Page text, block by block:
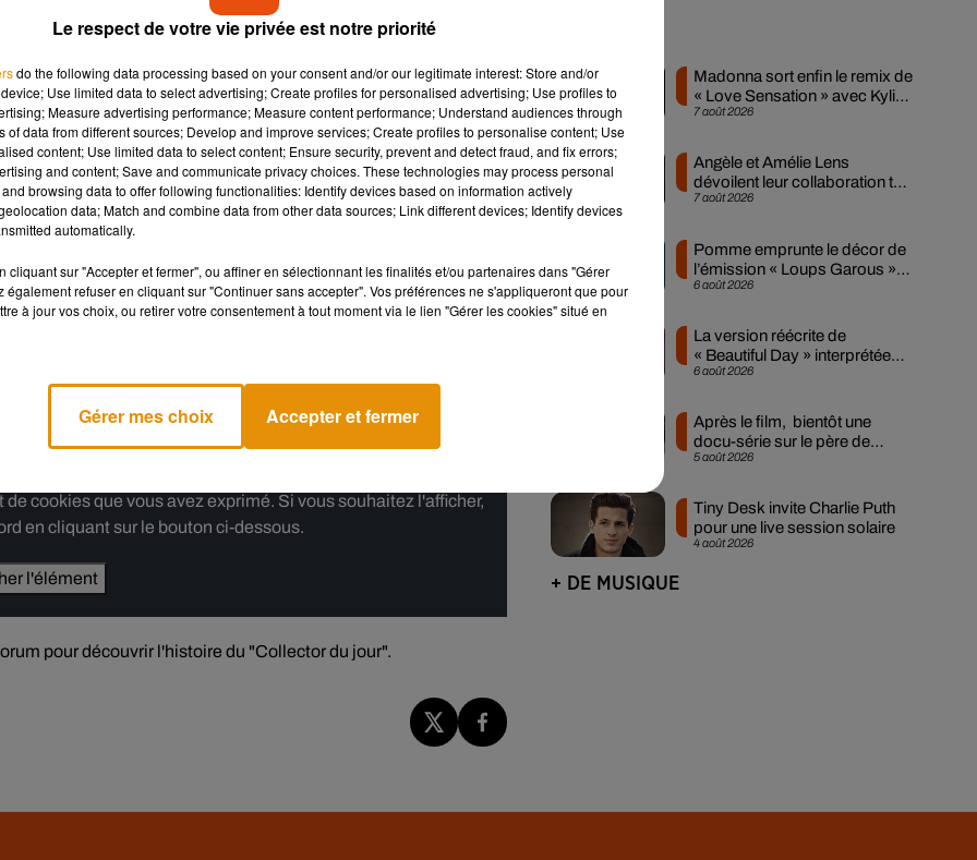
attitude" et livre avec "Quelque chose de
chanson mélancolique, écrite par Michel
américaine.
, sorti en 1985. C'est Michel Berger qui l'a composé. Il s'agit
et au passage, une expression de la quête de liberté. Un
relation qui donne encore plus de profondeur à cette
hommage à l'état des États-Unis, mais il s'agit en fait bien d'un
failles de l'humanité.
parfaitement les chefs-d'œuvre de Tennessee
passion pour l'auteur.
Quelque chose de Tennessee
cookies que vous avez exprimé. Si vous souhaitez l'afficher,
en cliquant sur le bouton ci-dessous.
l'élément
pour découvrir l'histoire du "Collector du jour".
7 août 2026
Madonna sort enfin le remix de
« Love Sensation » avec Kylie
Minogue
7 août 2026
Angèle et Amélie Lens
dévoilent leur collaboration tant
attendue
6 août 2026
Pomme emprunte le décor de
l’émission « Loups Garous »
pour son...
6 août 2026
La version réécrite de
« Beautiful Day » interprétée
lors des...
5 août 2026
Après le film, bientôt une
docu-série sur le père de
Michael Jackson
4 août 2026
Tiny Desk invite Charlie Puth
pour une live session solaire
+ DE MUSIQUE
Le respect de votre vie privée est notre priorité
do the following data processing based on your consent and/or our legitimate interest: Store and/or
Use limited data to select advertising; Create profiles for personalised advertising; Use profiles to
Measure advertising performance; Measure content performance; Understand audiences through
of data from different sources; Develop and improve services; Create profiles to personalise content; Use
content; Use limited data to select content; Ensure security, prevent and detect fraud, and fix errors;
and content; Save and communicate privacy choices. These technologies may process personal
browsing data to offer following functionalities: Identify devices based on information actively
data; Match and combine data from other data sources; Link different devices; Identify devices
automatically.
cliquant sur "Accepter et fermer", ou affiner en sélectionnant les finalités et/ou partenaires dans "Gérer
également refuser en cliquant sur "Continuer sans accepter". Vos préférences ne s'appliqueront que pour
à jour vos choix, ou retirer votre consentement à tout moment via le lien "Gérer les cookies" situé en
Gérer mes choix Accepter et fermer